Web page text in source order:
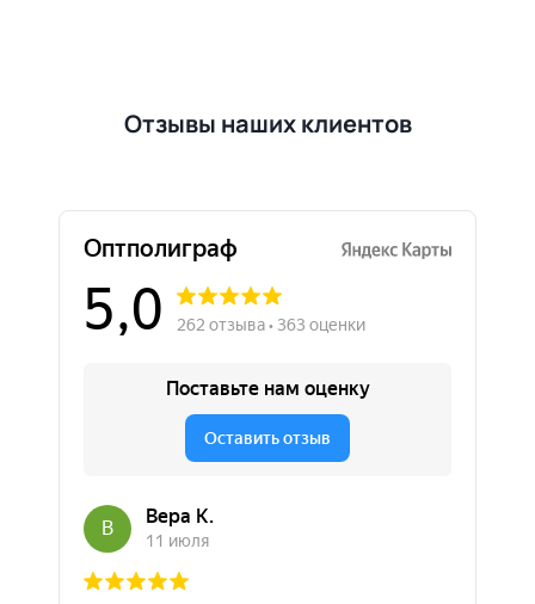
Отзывы наших клиентов